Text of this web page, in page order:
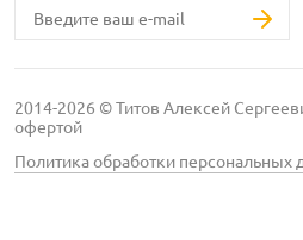
2014-2026 © Титов Алексей
офертой
Политика обработки персональных